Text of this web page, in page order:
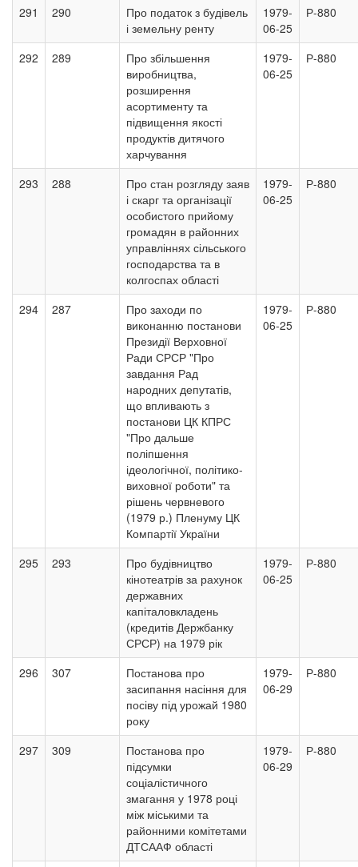
291 290
Про податок з будівель
і земельну ренту
1979-
06-25
Р-880
292 289
Про збільшення
виробництва,
розширення
асортименту та
підвищення якості
продуктів дитячого
харчування
1979-
06-25
Р-880
293 288
Про стан розгляду заяв
і скарг та організації
особистого прийому
громадян в районних
управліннях сільського
господарства та в
колгоспах області
1979-
06-25
Р-880
294 287
Про заходи по
виконанню постанови
Президії Верховної
Ради СРСР "Про
завдання Рад
народних депутатів,
що впливають з
постанови ЦК КПРС
"Про дальше
поліпшення
ідеологічної, політико-
виховної роботи" та
рішень червневого
(1979 р.) Пленуму ЦК
Компартії України
1979-
06-25
Р-880
295 293
Про будівництво
кінотеатрів за рахунок
державних
капіталовкладень
(кредитів Держбанку
СРСР) на 1979 рік
1979-
06-25
Р-880
296 307
Постанова про
засипання насіння для
посіву під урожай 1980
року
1979-
06-29
Р-880
297 309
Постанова про
підсумки
соціалістичного
змагання у 1978 році
між міськими та
районними комітетами
ДТСААФ області
1979-
06-29
Р-880